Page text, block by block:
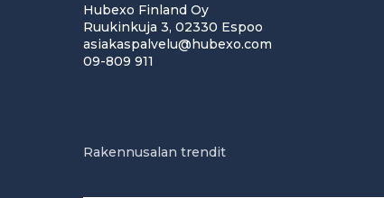
Hubexo Finland Oy
Ruukinkuja 3, 02330 Espoo
asiakaspalvelu@hubexo.com
09-809 911
Rakennusalan trendit